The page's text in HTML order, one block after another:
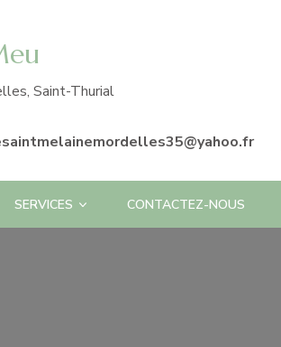
Saint-Thurial
SERVICES CONTACTEZ-NOUS